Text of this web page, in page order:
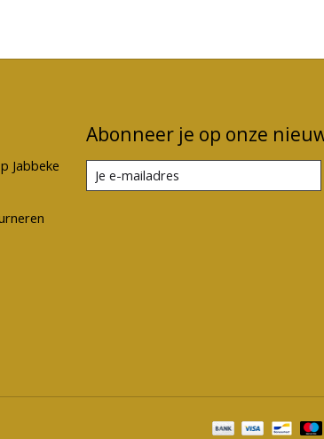
Jabbeke
Abonneer je op onze